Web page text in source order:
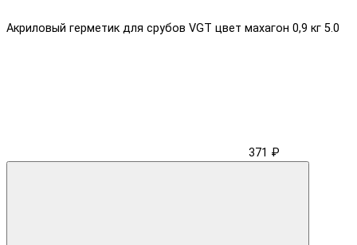
Акриловый герметик для срубов VGT цвет махагон 0,9 кг 5.0
371 ₽